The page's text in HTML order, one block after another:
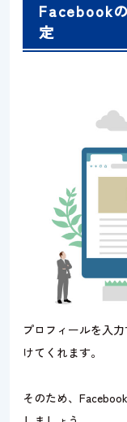
Facebook
定
プロフィールを入
けてくれます。
そのため、